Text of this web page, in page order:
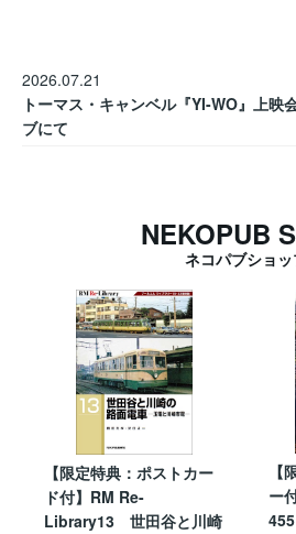
2026.07.21
トーマス・キャンベル『YI-WO』上映
ブにて
NEKOPUB
ネコパブショ
【限定特典：ポストカー
ド付】RM Re-
Library13 世田谷と川崎
【
ー